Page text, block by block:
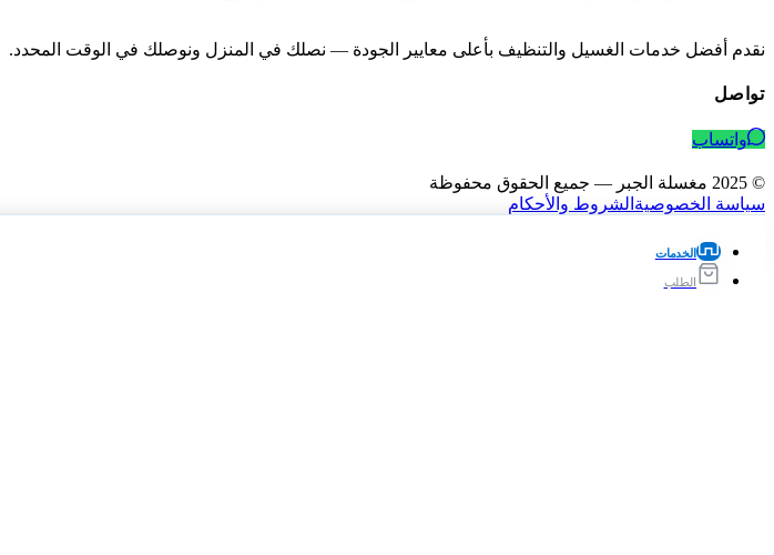
نقدم أفضل خدمات الغسيل والتنظيف بأعلى معايير الجودة — نصلك في المنزل ونوصلك في الوقت المحدد.
تواصل
واتساب
© 2025 مغسلة الجبر — جميع الحقوق محفوظة
سياسة الخصوصية الشروط والأحكام
الخدمات
الطلب